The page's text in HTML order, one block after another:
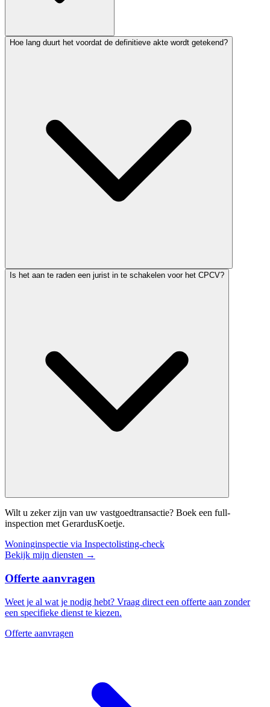
Hoe lang duurt het voordat de definitieve akte wordt getekend?
Is het aan te raden een jurist in te schakelen voor het CPCV?
Wilt u zeker zijn van uw vastgoedtransactie? Boek een full-
inspection met GerardusKoetje.
Woninginspectie via Inspectolisting-check
Bekijk mijn diensten →
Offerte aanvragen
Weet je al wat je nodig hebt? Vraag direct een offerte aan zonder
een specifieke dienst te kiezen.
Offerte aanvragen